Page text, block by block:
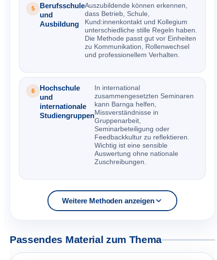
5
Berufsschule
und
Ausbildung
Auszubildende können erkennen,
dass Betrieb, Schule,
Kund:innenkontakt und Kollegium
unterschiedliche stille Regeln haben.
Die Methode passt gut vor Einheiten
zu Kommunikation, Rollenwechsel
und professionellem Verhalten.
6
Hochschule
und
internationale
Studiengruppen
In international
zusammengesetzten Seminaren
kann Barnga helfen,
Missverständnisse in
Gruppenarbeit,
Seminarbeteiligung oder
Feedbackkultur zu reflektieren.
Wichtig ist eine sensible
Auswertung ohne nationale
Zuschreibungen.
Weitere Methoden anzeigen
Passendes Material zum Thema